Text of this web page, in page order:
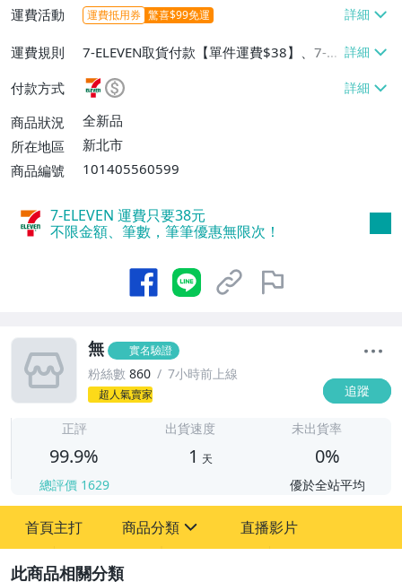
運費活動 運費抵用券 驚喜$99免運
運費規則
7-ELEVEN取貨付款【單件運費$38】、7-EL
號【單件運費$60、滿20件或消費滿$5000
0免運費】
付款方式
商品狀況
全新品
所在地區
新北市
商品編號
101405560599
7-ELEVEN 運費只要38元
不限金額、筆數，筆筆優惠無限次！
無 實名驗證
粉絲數 860 7小時前上線
超人氣賣家 追蹤
正評
99.9%
總評價 1629
出貨速度
1 天
未出貨率
0%
優於全站平均
首頁主打 商品分類
成人專區
直播影片